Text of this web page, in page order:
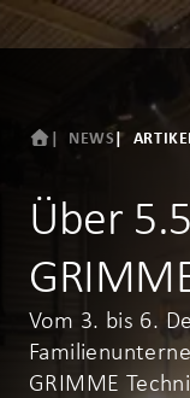
NEWS
Über
Vom 3. bis 6.
GRIMME